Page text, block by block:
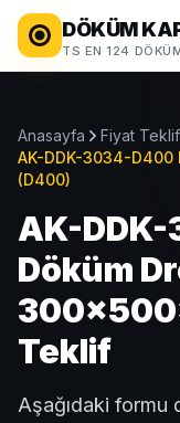
DÖKÜM
TS EN 124
Anasayfa
Fiyat
AK-DDK-3034-D400
(D400)
AK-
Döküm
Teklif
Aşağıdaki formu